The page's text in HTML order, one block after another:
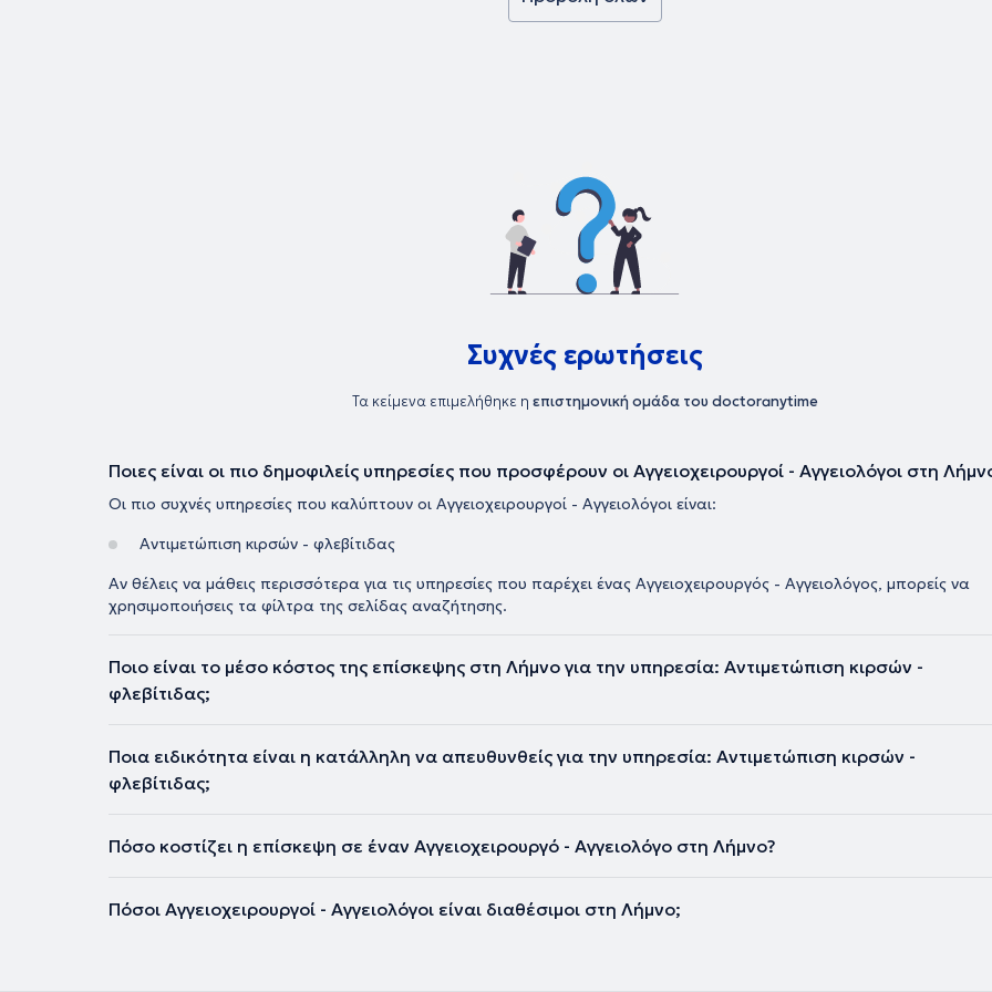
Συχνές ερωτήσεις
Τα κείμενα επιμελήθηκε η επιστημονική ομάδα του doctoranytime
Ποιες είναι οι πιο δημοφιλείς υπηρεσίες που προσφέρουν οι Αγγειοχειρουργοί - Αγγειολόγοι στη
Οι πιο συχνές υπηρεσίες που καλύπτουν οι Αγγειοχειρουργοί - Αγγειολόγοι είναι:
Αντιμετώπιση κιρσών - φλεβίτιδας
Αν θέλεις να μάθεις περισσότερα για τις υπηρεσίες που παρέχει ένας Αγγειοχειρουργός - Αγγειολόγος, μπορείς να
χρησιμοποιήσεις τα φίλτρα της σελίδας αναζήτησης.
Ποιο είναι το μέσο κόστος της επίσκεψης στη Λήμνο για την υπηρεσία: Αντιμετώπιση κιρσών -
φλεβίτιδας;
Ποια ειδικότητα είναι η κατάλληλη να απευθυνθείς για την υπηρεσία: Αντιμετώπιση κιρσών -
φλεβίτιδας;
Πόσο κοστίζει η επίσκεψη σε έναν Αγγειοχειρουργό - Αγγειολόγο στη Λήμνο?
Πόσοι Αγγειοχειρουργοί - Αγγειολόγοι είναι διαθέσιμοι στη Λήμνο;